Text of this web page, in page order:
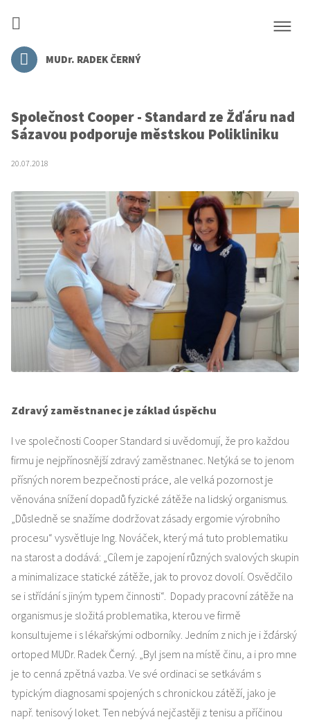
MUDr. RADEK ČERNÝ
Společnost Cooper - Standard ze Žďáru nad
Sázavou podporuje městskou Polikliniku
20.07.2018
Zdravý zaměstnanec je základ úspěchu
I ve společnosti Cooper Standard si uvědomují, že pro každou
firmu je nejpřínosnější zdravý zaměstnanec. Netýká se to jenom
přísných norem bezpečnosti práce, ale velká pozornost je
věnována snížení dopadů fyzické zátěže na lidský organismus.
„Důsledně se snažíme dodržovat zásady ergomie výrobního
procesu“ vysvětluje Ing. Nováček, který má tuto problematiku
na starost a dodává: „Cílem je zapojení různých svalových skupin
a minimalizace statické zátěže, jak to provoz dovolí. Osvědčilo
se i střídání s jiným typem činnosti“. Dopady pracovní zátěže na
organismus je složitá problematika, kterou ve firmě
konsultujeme i s lékařskými odborníky. Jedním z nich je i žďárský
ortoped MUDr. Radek Černý. „Byl jsem na místě činu, a i pro mne
je to cenná zpětná vazba. Ve své ordinaci se setkávám s
typickým diagnosami spojených s chronickou zátěží, jako je
např. tenisový loket. Ten nebývá nejčastěji z tenisu a příčinou